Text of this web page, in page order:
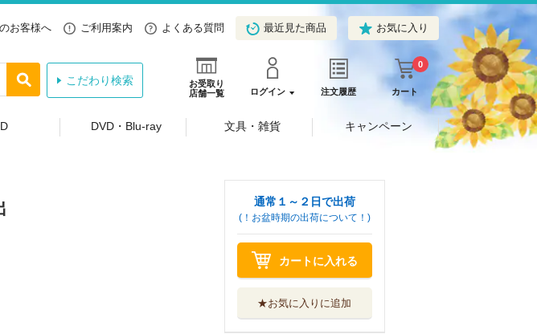
お客様へ ご利用案内 よくある質問 最近見た商品 お気に入り
お受取り
店舗一覧
ログイン 注文履歴 カート
0
こだわり検索
DVD・Blu-ray 文具・雑貨 キャンペーン
通常１～２日で出荷
(！お盆時期の出荷について！)
カートに入れる
★お気に入りに追加
百年の孤独